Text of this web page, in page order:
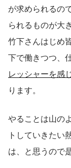
が求められるの
られるものが大
竹下さんはじめ
下で働きつつ、
レッシャーを感
ります。
やることは山の
トしていきたい
は、と思うので